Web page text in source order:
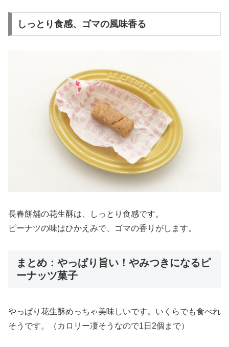
しっとり食感、ゴマの風味香る
長春餅舖の花生酥は、しっとり食感です。
ピーナツの味はひかえみで、ゴマの香りがします。
まとめ：やっぱり旨い！やみつきになるピ
ーナッツ菓子
やっぱり花生酥めっちゃ美味しいです。いくらでも食べれ
そうです。（カロリー凄そうなので1日2個まで）